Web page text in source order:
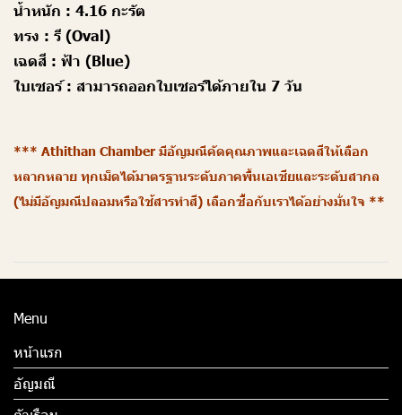
น้ำหนัก : 4.16 กะรัต
ทรง : รี (Oval)
เฉดสี : ฟ้า (Blue)
ใบเซอร์ : สามารถออกใบเซอร์ได้ภายใน 7 วัน
*** Athithan Chamber มีอัญมณีคัดคุณภาพและเฉดสีให้เลือก
หลากหลาย ทุกเม็ดได้มาตรฐานระดับภาคพื้นเอเชียและระดับสากล
(ไม่มีอัญมณีปลอมหรือใช้สารทำสี) เลือกซื้อกับเราได้อย่างมั่นใจ **
Menu
หน้าแรก
อัญมณี